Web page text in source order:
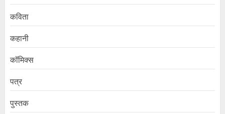
कविता
कहानी
कॉमिक्स
पत्र
पुस्तक